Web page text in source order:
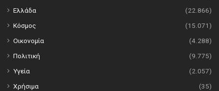
Ελλάδα
(22.866)
Κόσμος
(15.071)
Οικονομία
(4.288)
Πολιτική
(9.775)
Υγεία
(2.057)
Χρήσιμα
(35)